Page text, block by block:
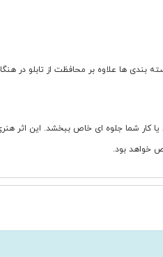
بندی ها علاوه بر محافظت از تابلو
کار شما جلوه ای خاص ببخشد. این اثر
خواهد بود.